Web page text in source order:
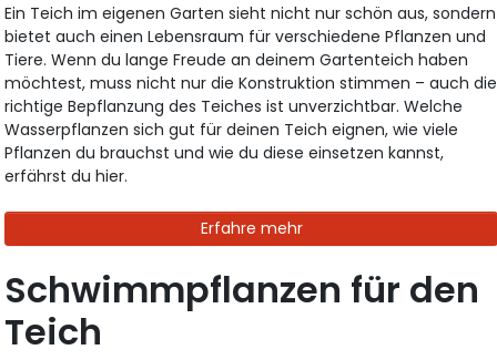
Ein Teich im eigenen Garten sieht nicht nur schön aus, sondern
bietet auch einen Lebensraum für verschiedene Pflanzen und
Tiere. Wenn du lange Freude an deinem Gartenteich haben
möchtest, muss nicht nur die Konstruktion stimmen – auch die
richtige Bepflanzung des Teiches ist unverzichtbar. Welche
Wasserpflanzen sich gut für deinen Teich eignen, wie viele
Pflanzen du brauchst und wie du diese einsetzen kannst,
erfährst du hier.
Erfahre mehr
Schwimmpflanzen für den
Teich